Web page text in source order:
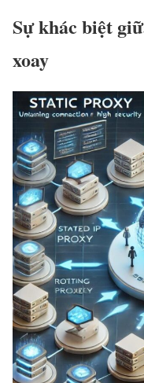
Sự khác biệt
xoay